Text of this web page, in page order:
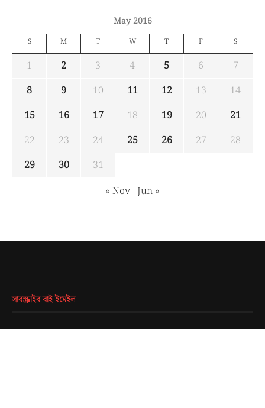
May 2016
S M T W T F S
1 2 3 4 5 6
7
8
9 10 11 12 13
14
15
16 17 18 19 20
21
22
23 24 25 26 27
28
29
30
31
« Nov Jun »
সাবস্ক্রাইব বাই ইমেইল